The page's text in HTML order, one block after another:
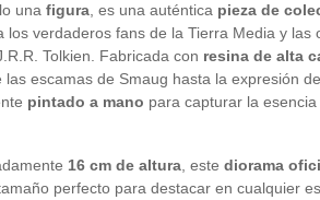
una figura, es una auténtica pieza de
los verdaderos fans de la Tierra Media y las
Tolkien. Fabricada con resina de alta
las escamas de Smaug hasta la expresión
pintado a mano para capturar la
16 cm de altura, este diorama
perfecto para destacar en cualquier